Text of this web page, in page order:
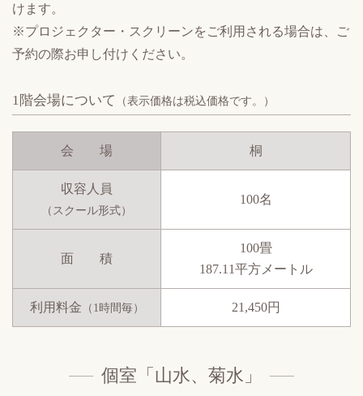
けます。
※プロジェクター・スクリーンをご利用される場合は、ご
予約の際お申し付けください。
1階会場について （表示価格は税込価格です。）
会 場 桐
収容人員
（スクール形式）
100名
面 積
100畳
187.11平方メートル
利用料金 （1時間毎） 21,450円
個室「山水、菊水」